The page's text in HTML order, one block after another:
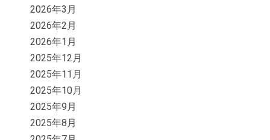
2026年3月
2026年2月
2026年1月
2025年12月
2025年11月
2025年10月
2025年9月
2025年8月